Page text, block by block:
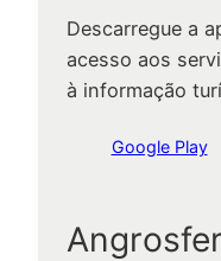
Descarregue a
acesso aos
à informação
Google Play